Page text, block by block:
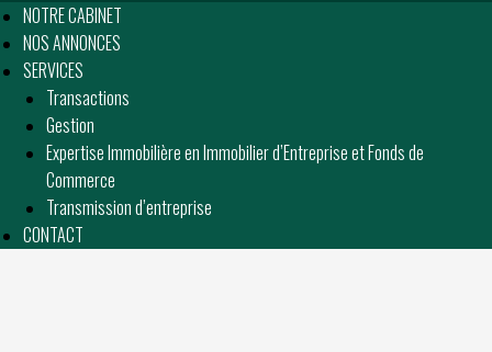
NOTRE CABINET
NOS ANNONCES
SERVICES
Transactions
Gestion
Expertise Immobilière en Immobilier d’Entreprise et Fonds de
Commerce
Transmission d’entreprise
CONTACT